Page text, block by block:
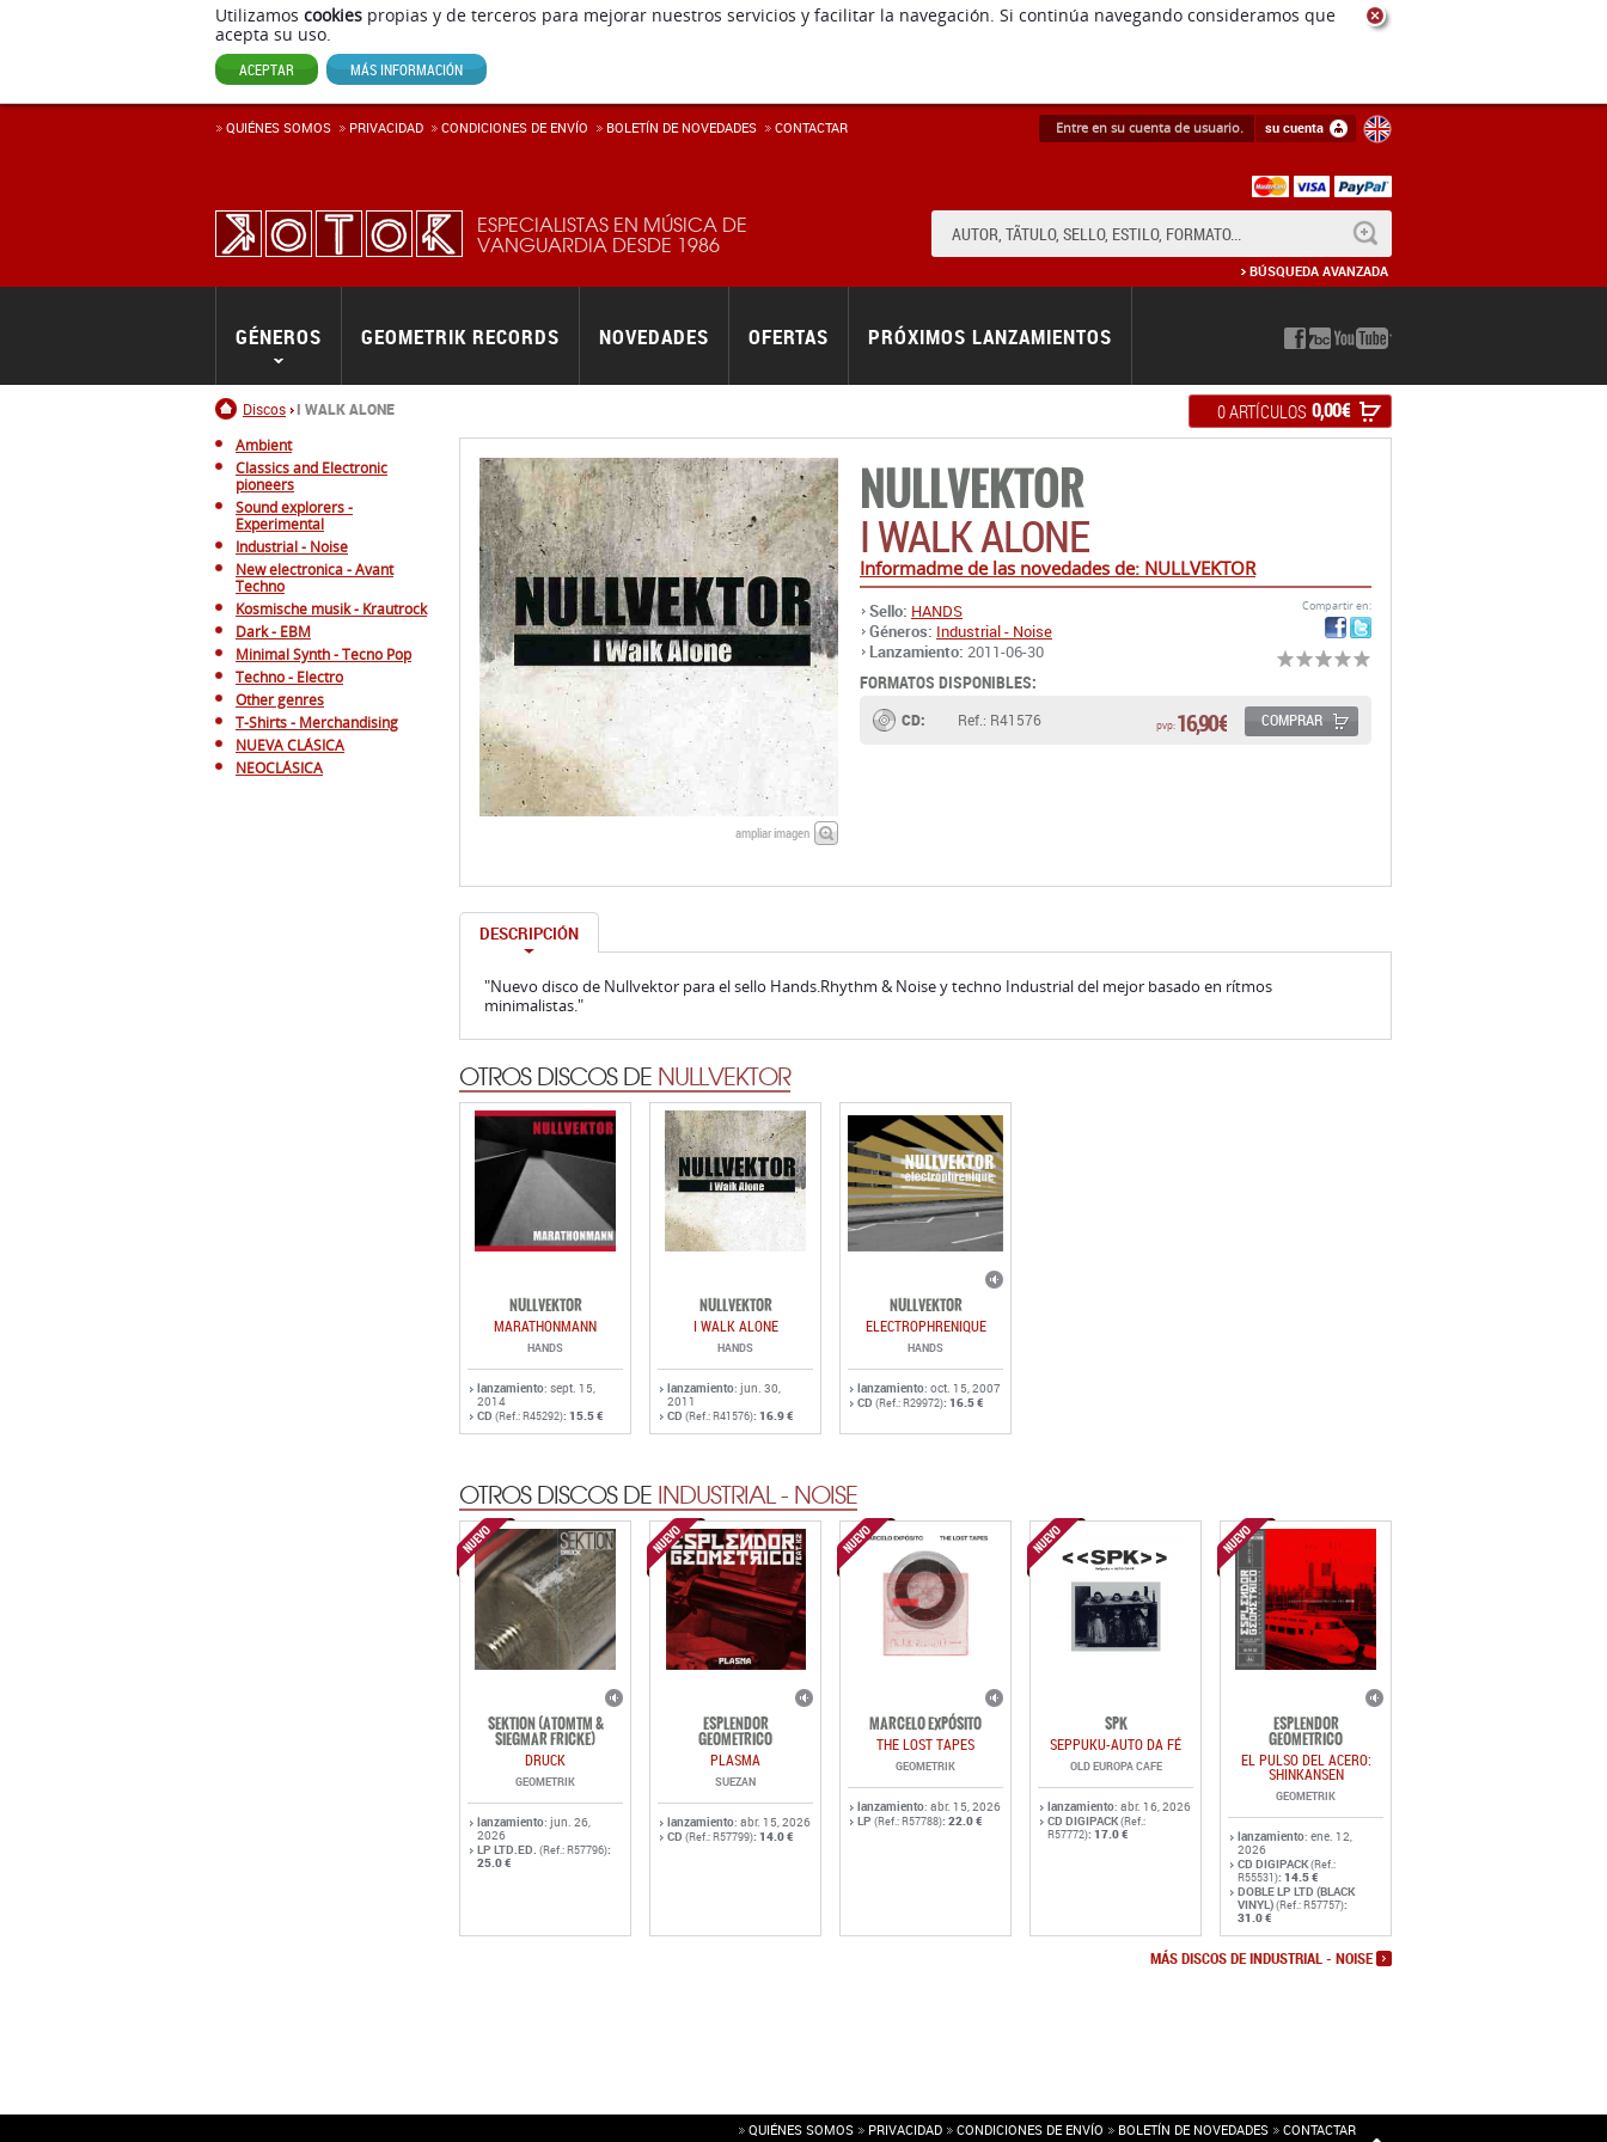
Utilizamos cookies propias y de terceros para mejorar nuestros servicios y facilitar la navegación. Si continúa navegando consideramos que
acepta su uso.
ACEPTAR MÁS INFORMACIÓN
ESPECIALISTAS EN MÚSICA DE
VANGUARDIA DESDE 1986
Inicio
Discos I WALK ALONE
Entre en su cuenta de usuario. su cuenta
BÚSQUEDA AVANZADA
0 ARTÍCULOS 0,00 €
GÉNEROS GEOMETRIK RECORDS NOVEDADES OFERTAS PRÓXIMOS LANZAMIENTOS
QUIÉNES SOMOS PRIVACIDAD CONDICIONES DE ENVÍ­O BOLETÍN DE NOVEDADES CONTACTAR
Ambient
Classics and Electronic
pioneers
Sound explorers -
Experimental
Industrial - Noise
New electronica - Avant
Techno
Kosmische musik - Krautrock
Dark - EBM
Minimal Synth - Tecno Pop
Techno - Electro
Other genres
T-Shirts - Merchandising
NUEVA CLÁSICA
NEOCLÁSICA
NULLVEKTOR
I WALK ALONE
Informadme de las novedades de: NULLVEKTOR
ampliar imagen
Sello: HANDS
Géneros: Industrial - Noise
Lanzamiento: 2011-06-30
Compartir en:
FORMATOS DISPONIBLES:
CD: Ref.: R41576 pvp:16,90 € COMPRAR
DESCRIPCIÓN
"Nuevo disco de Nullvektor para el sello Hands.Rhythm & Noise y techno Industrial del mejor basado en rítmos
minimalistas."
OTROS DISCOS DE NULLVEKTOR
NULLVEKTOR
MARATHONMANN
HANDS
lanzamiento: sept. 15,
2014
CD (Ref.: R45292): 15.5 €
NULLVEKTOR
I WALK ALONE
HANDS
lanzamiento: jun. 30,
2011
CD (Ref.: R41576): 16.9 €
NULLVEKTOR
ELECTROPHRENIQUE
HANDS
lanzamiento: oct. 15, 2007
CD (Ref.: R29972): 16.5 €
OTROS DISCOS DE INDUSTRIAL - NOISE
SEKTION (ATOMTM &
SIEGMAR FRICKE)
DRUCK
GEOMETRIK
lanzamiento: jun. 26,
2026
LP LTD.ED. (Ref.: R57796):
25.0 €
ESPLENDOR
GEOMETRICO
PLASMA
SUEZAN
lanzamiento: abr. 15, 2026
CD (Ref.: R57799): 14.0 €
MARCELO EXPÓSITO
THE LOST TAPES
GEOMETRIK
lanzamiento: abr. 15, 2026
LP (Ref.: R57788): 22.0 €
SPK
SEPPUKU-AUTO DA FÉ
OLD EUROPA CAFE
lanzamiento: abr. 16, 2026
CD DIGIPACK(Ref.:
R57772): 17.0 €
ESPLENDOR
GEOMETRICO
EL PULSO DEL ACERO:
SHINKANSEN
GEOMETRIK
lanzamiento: ene. 12,
2026
CD DIGIPACK(Ref.:
R55531): 14.5 €
DOBLE LP LTD (BLACK
VINYL)(Ref.: R57757):
31.0 €
MÁS DISCOS DE INDUSTRIAL - NOISE
QUIÉNES SOMOS PRIVACIDAD CONDICIONES DE ENVÍO BOLETÍN DE NOVEDADES CONTACTAR